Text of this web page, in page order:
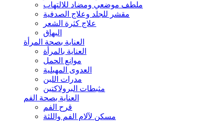
ملطف موضعي ومضاد للالتهاب
مقشر للجلد وعلاج الصدفية
علاج كثرة الشعر
البهاق
العناية بصحة المرأة
العناية بالمرأة
موانع الحمل
العدوى المهبلية
مدرات اللبن
مثبطات البرولاكتين
العناية بصحة الفم
قرح الفم
مسكن لآلام الفم واللثة